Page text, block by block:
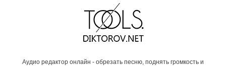
Аудио редактор онлайн - обрезать песню, поднять громкость и